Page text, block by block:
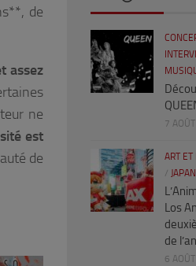
de
assez
ne
est
de
7
ART ET
/
Los
de
6